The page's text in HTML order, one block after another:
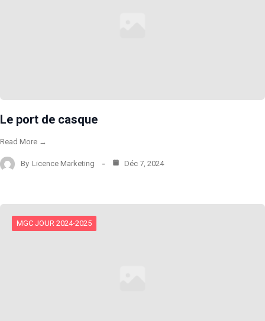
Le port de casque
Read More →
By Licence Marketing Déc 7, 2024
MGC JOUR 2024-2025